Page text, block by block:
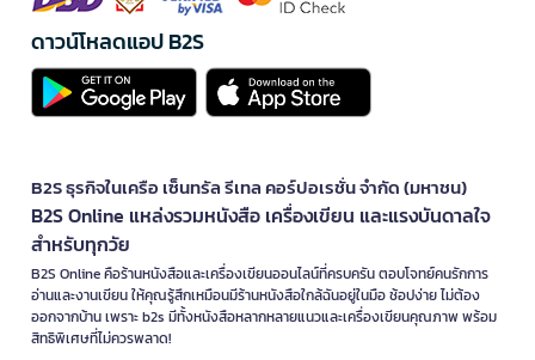
ดาวน์โหลดแอป B2S
B2S ธุรกิจในเครือ เซ็นทรัล รีเทล คอร์ปอเรชั่น จำกัด (มหาชน)
B2S Online แหล่งรวมหนังสือ เครื่องเขียน และแรงบันดาลใจ
สำหรับทุกวัย
B2S Online คือร้านหนังสือและเครื่องเขียนออนไลน์ที่ครบครัน ตอบโจทย์คนรักการ
อ่านและงานเขียน ให้คุณรู้สึกเหมือนมีร้านหนังสือใกล้ฉันอยู่ในมือ ช้อปง่าย ไม่ต้อง
ออกจากบ้าน เพราะ b2s มีทั้งหนังสือหลากหลายแนวและเครื่องเขียนคุณภาพ พร้อม
สิทธิพิเศษที่ไม่ควรพลาด!